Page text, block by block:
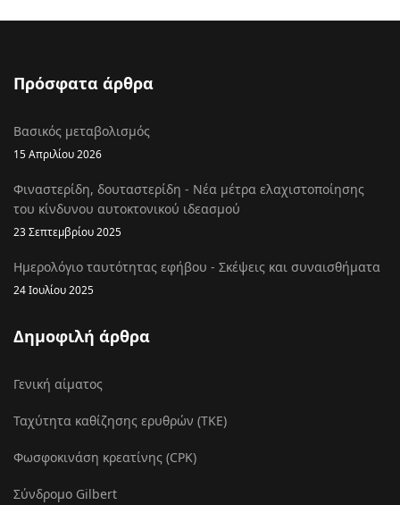
Πρόσφατα άρθρα
Βασικός μεταβολισμός
15 Απριλίου 2026
Φιναστερίδη, δουταστερίδη - Νέα μέτρα ελαχιστοποίησης
του κίνδυνου αυτοκτονικού ιδεασμού
23 Σεπτεμβρίου 2025
Ημερολόγιο ταυτότητας εφήβου - Σκέψεις και συναισθήματα
24 Ιουλίου 2025
Δημοφιλή άρθρα
Γενική αίματος
Ταχύτητα καθίζησης ερυθρών (ΤΚΕ)
Φωσφοκινάση κρεατίνης (CPK)
Σύνδρομο Gilbert